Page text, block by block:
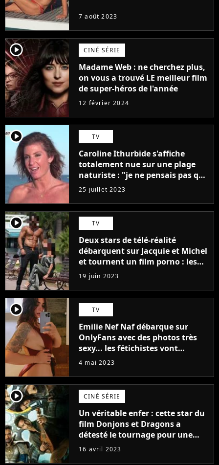
7 août 2023
player2 CINÉ SÉRIE
Madame Web : ne cherchez plus,
on vous a trouvé LE meilleur film
de super-héros de l'année
12 février 2024
player2 TV
Caroline Ithurbide s'affiche
totalement nue sur une plage
naturiste : "je ne pensais pas que
j'arriverais à le faire..."
25 juillet 2023
player2 TV
Deux stars de télé-réalité
débarquent sur Jacquie et Michel
et tournent un film porno : les
premières images du tournage
(exclu)
19 juin 2023
player2 TV
Emilie Nef Naf débarque sur
OnlyFans avec des photos très
sexy... les fétichistes vont
prendre leur pied !
4 mai 2023
player2 CINÉ SÉRIE
Un véritable enfer : cette star du
film Donjons et Dragons a
détesté le tournage pour une
raison très spéciale
16 avril 2023